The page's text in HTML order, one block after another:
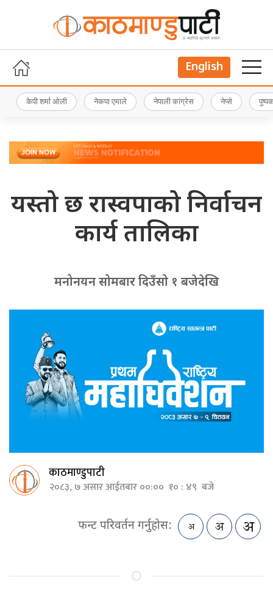
English
केपी शर्मा ओली नेकपा एमाले नेपाली कांग्रेस नेप्से
यस्तो छ रास्वपाको निर्वाचन
कार्य तालिका
मनोनयन सोमबार दिउँसो १ बजेदेखि
काठमाण्डुपाटी
२०८३, ७ असार आईतबार ००:०० १० : ४९ बजे
फन्ट परिवर्तन गर्नुहोस: